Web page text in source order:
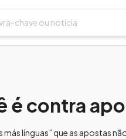
é contra
línguas” que as apostas